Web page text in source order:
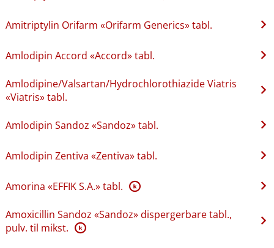
Amitriptylin Orifarm «Orifarm Generics» tabl.
Amlodipin Accord «Accord» tabl.
Amlodipine​/​Valsartan​/​Hydrochlorothiazide Viatris
«Viatris» tabl.
Amlodipin Sandoz «Sandoz» tabl.
Amlodipin Zentiva «Zentiva» tabl.
Amorina «EFFIK S.A.» tabl. K
Amoxicillin Sandoz «Sandoz» dispergerbare tabl.,
pulv. til mikst. K